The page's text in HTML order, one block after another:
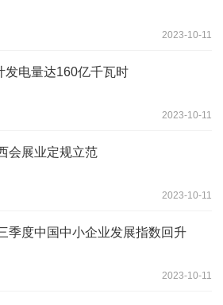
2023-10-11
发电量达160亿千瓦时
2023-10-11
会展业定规立范
2023-10-11
季度中国中小企业发展指数回升
2023-10-11